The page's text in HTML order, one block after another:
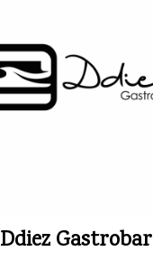
Ddiez Gastrobar